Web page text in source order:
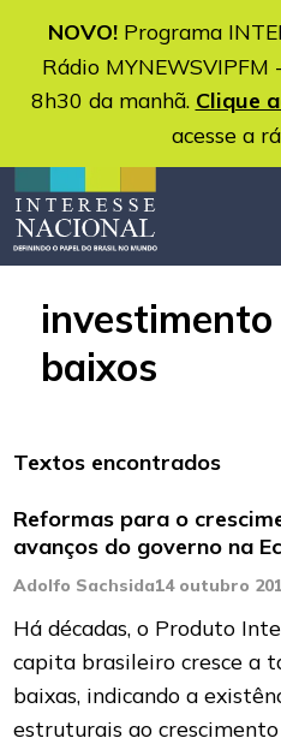
NOVO!Programa
Rádio MYNEWSVIPFM
8h30 da manhã. Clique
acesse a
baixos
Textos encontrados
Reformas para o
avanços do governo na
Adolfo Sachsida14 outubro
Há décadas, o Produto
capita brasileiro cresce a
baixas, indicando a
estruturais ao